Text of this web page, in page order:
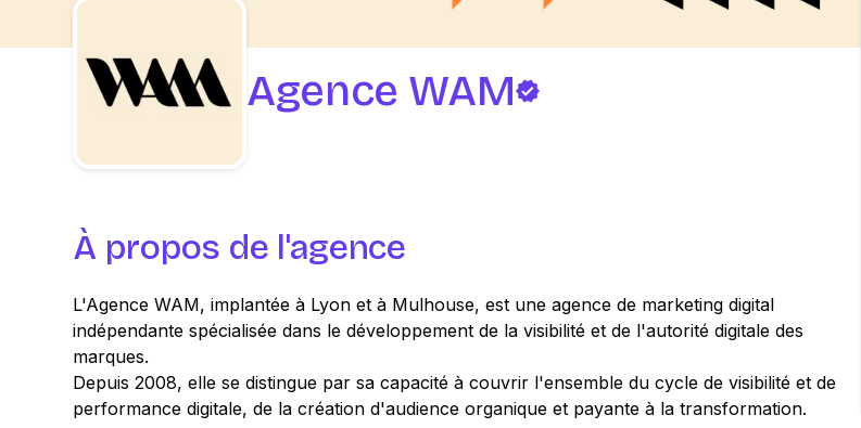
Agence WAM
À propos de l'agence
L'Agence WAM, implantée à Lyon et à Mulhouse, est une agence de marketing digital
indépendante spécialisée dans le développement de la visibilité et de l'autorité digitale des
marques.
Depuis 2008, elle se distingue par sa capacité à couvrir l'ensemble du cycle de visibilité et de
performance digitale, de la création d'audience organique et payante à la transformation.